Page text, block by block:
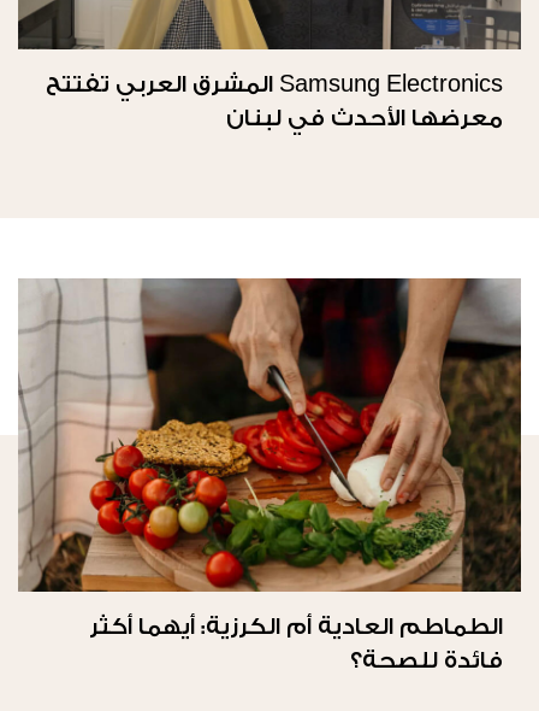
Samsung Electronics المشرق العربي تفتتح
معرضها الأحدث في لبنان
الطماطم العادية أم الكرزية: أيهما أكثر
فائدة للصحة؟